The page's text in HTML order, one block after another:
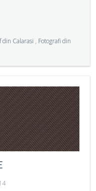
din Calarasi , Fotografi din